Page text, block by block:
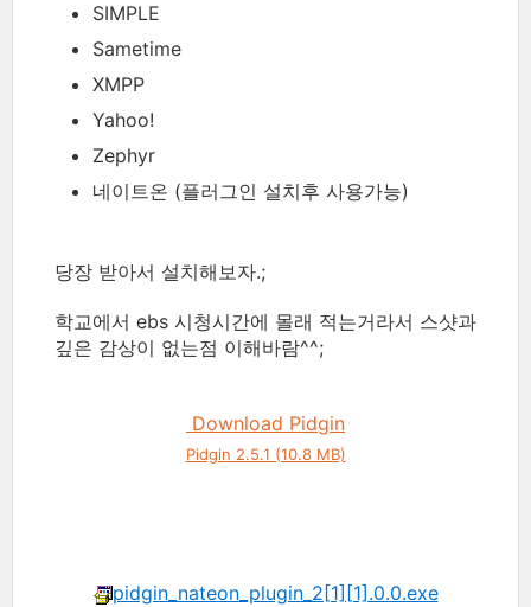
SIMPLE
Sametime
XMPP
Yahoo!
Zephyr
네이트온 (플러그인 설치후 사용가능)
당장 받아서 설치해보자.;
학교에서 ebs 시청시간에 몰래 적는거라서 스샷과
깊은 감상이 없는점 이해바람^^;
Download Pidgin
Pidgin 2.5.1 (10.8 MB)
pidgin_nateon_plugin_2[1][1].0.0.exe